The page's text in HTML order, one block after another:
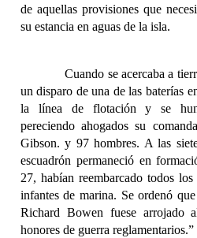
de aquellas provisiones que
su estancia en aguas de la isla.
Cuando se acercaba a
un disparo de una de las baterías
la línea de flotación y se
pereciendo ahogados su
Gibson. y 97 hombres. A las
escuadrón permaneció en
27, habían reembarcado todos
infantes de marina. Se ordenó
Richard Bowen fuese arrojado
honores de guerra reglamentarios.”